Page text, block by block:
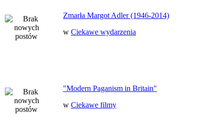
Zmarła Margot Adler (1946-2014)
w Ciekawe wydarzenia
"Modern Paganism in Britain"
w Ciekawe filmy